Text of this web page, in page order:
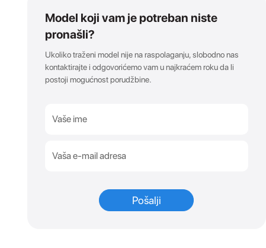
Model koji vam je potreban niste
pronašli?
Ukoliko traženi model nije na raspolaganju, slobodno nas
kontaktirajte i odgovorićemo vam u najkraćem roku da li
postoji mogućnost porudžbine.